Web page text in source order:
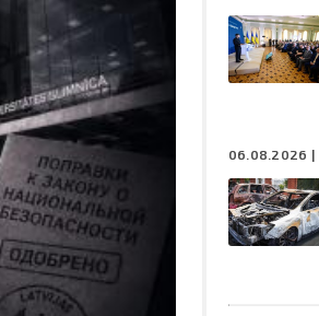
06.08.2026 |